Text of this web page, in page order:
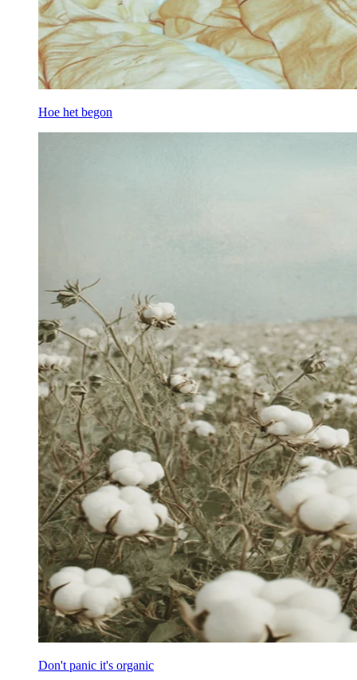
Hoe het begon
Don't panic it's organic